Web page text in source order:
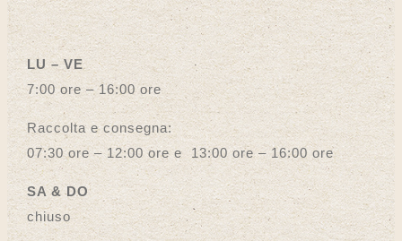
LU – VE
7:00 ore – 16:00 ore
Raccolta e consegna:
07:30 ore – 12:00 ore e 13:00 ore – 16:00 ore
SA & DO
chiuso